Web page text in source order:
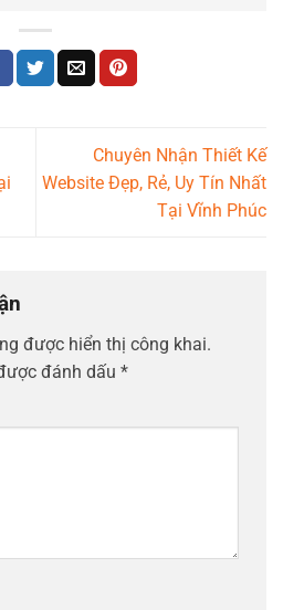
Chuyên Nhận Thiết Kế
Website Đẹp, Rẻ, Uy Tín Nhất
Tại Vĩnh Phúc
được hiển thị công khai.
đánh dấu *